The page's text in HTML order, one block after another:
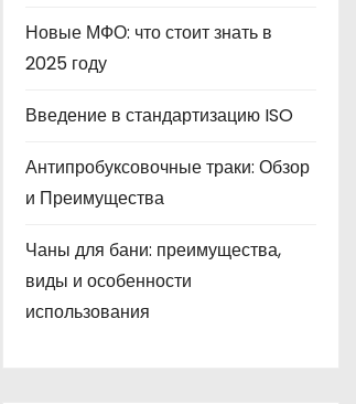
Новые МФО: что стоит знать в
2025 году
Введение в стандартизацию ISO
Антипробуксовочные траки: Обзор
и Преимущества
Чаны для бани: преимущества,
виды и особенности
использования